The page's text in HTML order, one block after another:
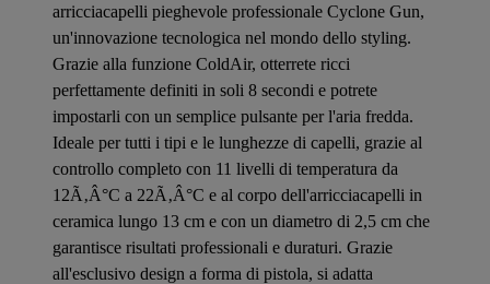
arricciacapelli pieghevole professionale Cyclone Gun,
un'innovazione tecnologica nel mondo dello styling.
Grazie alla funzione ColdAir, otterrete ricci
perfettamente definiti in soli 8 secondi e potrete
impostarli con un semplice pulsante per l'aria fredda.
Ideale per tutti i tipi e le lunghezze di capelli, grazie al
controllo completo con 11 livelli di temperatura da
12Ã‚Â°C a 22Ã‚Â°C e al corpo dell'arricciacapelli in
ceramica lungo 13 cm e con un diametro di 2,5 cm che
garantisce risultati professionali e duraturi. Grazie
all'esclusivo design a forma di pistola, si adatta